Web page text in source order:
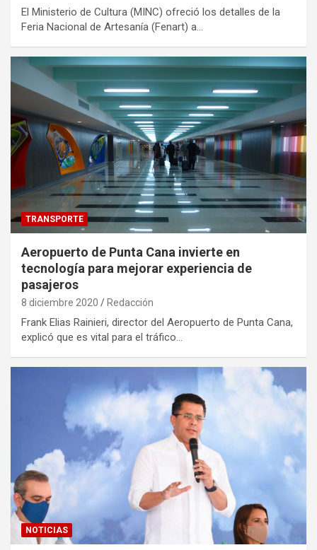
El Ministerio de Cultura (MINC) ofreció los detalles de la
Feria Nacional de Artesanía (Fenart) a…
TRANSPORTE
Aeropuerto de Punta Cana invierte en
tecnología para mejorar experiencia de
pasajeros
8 diciembre 2020 Redacción
Frank Elias Rainieri, director del Aeropuerto de Punta Cana,
explicó que es vital para el tráfico…
NOTICIAS